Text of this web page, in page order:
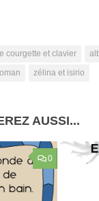
courgette et clavier
zélina et isirio
AUSSI...
0